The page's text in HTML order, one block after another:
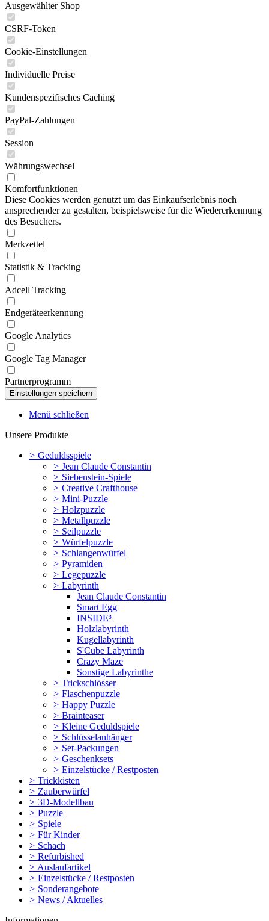
Ausgewählter Shop
CSRF-Token
Cookie-Einstellungen
Individuelle Preise
Kundenspezifisches Caching
PayPal-Zahlungen
Session
Währungswechsel
Komfortfunktionen
Diese Cookies werden genutzt um das Einkaufserlebnis noch
ansprechender zu gestalten, beispielsweise für die Wiedererkennung
des Besuchers.
Merkzettel
Statistik & Tracking
Adcell Tracking
Endgeräteerkennung
Google Analytics
Google Tag Manager
Partnerprogramm
Menü schließen
Unsere Produkte
> Geduldsspiele
> Jean Claude Constantin
> Siebenstein-Spiele
> Creative Crafthouse
> Mini-Puzzle
> Holzpuzzle
> Metallpuzzle
> Seilpuzzle
> Würfelpuzzle
> Schlangenwürfel
> Pyramiden
> Legepuzzle
> Labyrinth
Jean Claude Constantin
Smart Egg
INSIDE³
Holzlabyrinth
Kugellabyrinth
S'Cube Labyrinth
Crazy Maze
Sonstige Labyrinthe
> Trickschlösser
> Flaschenpuzzle
> Happy Puzzle
> Brainteaser
> Kleine Geduldspiele
> Schlüsselanhänger
> Set-Packungen
> Geschenksets
> Einzelstücke / Restposten
> Trickkisten
> Zauberwürfel
> 3D-Modellbau
> Puzzle
> Spiele
> Für Kinder
> Schach
> Refurbished
> Auslaufartikel
> Einzelstücke / Restposten
> Sonderangebote
> News / Aktuelles